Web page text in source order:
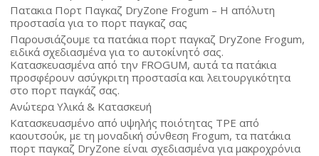
Πατακια Πορτ Παγκαζ DryZone Frogum – Η απόλυτη
προστασία για το πορτ παγκαζ σας
Παρουσιάζουμε τα πατάκια πορτ παγκαζ DryZone Frogum,
ειδικά σχεδιασμένα για το αυτοκίνητό σας.
Κατασκευασμένα από την FROGUM, αυτά τα πατάκια
προσφέρουν ασύγκριτη προστασία και λειτουργικότητα
στο πορτ παγκάζ σας.
Ανώτερα Υλικά & Κατασκευή
Κατασκευασμένο από υψηλής ποιότητας TPE από
καουτσούκ, με τη μοναδική σύνθεση Frogum, τα πατάκια
πορτ παγκαζ DryZone είναι σχεδιασμένα για μακροχρόνια